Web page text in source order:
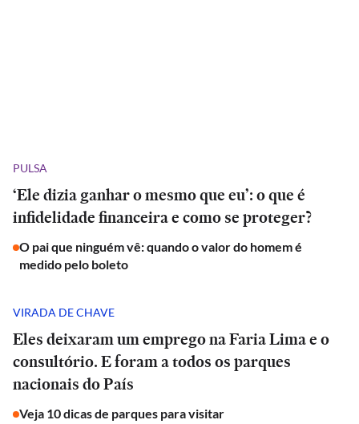
PULSA
‘Ele dizia ganhar o mesmo que eu’: o que é
infidelidade financeira e como se proteger?
O pai que ninguém vê: quando o valor do homem é
medido pelo boleto
VIRADA DE CHAVE
Eles deixaram um emprego na Faria Lima e o
consultório. E foram a todos os parques
nacionais do País
Veja 10 dicas de parques para visitar